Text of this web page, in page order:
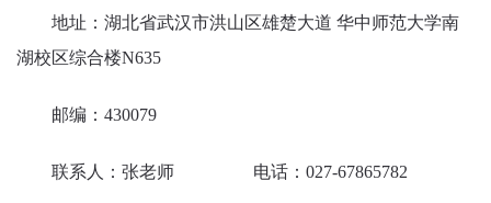
地址：湖北省武汉市洪山区雄楚大道 华中师范大学南
湖校区综合楼N635
邮编：430079
联系人：张老师 电话：027-67865782